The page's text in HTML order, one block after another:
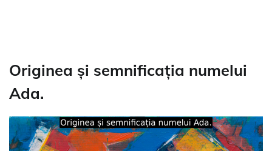
Originea și semnificația numelui
Ada.